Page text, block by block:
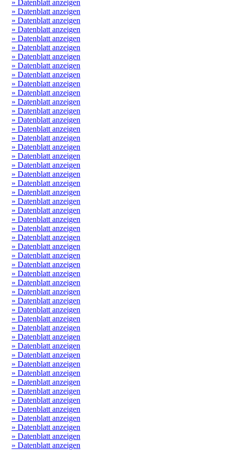
» Datenblatt anzeigen
» Datenblatt anzeigen
» Datenblatt anzeigen
» Datenblatt anzeigen
» Datenblatt anzeigen
» Datenblatt anzeigen
» Datenblatt anzeigen
» Datenblatt anzeigen
» Datenblatt anzeigen
» Datenblatt anzeigen
» Datenblatt anzeigen
» Datenblatt anzeigen
» Datenblatt anzeigen
» Datenblatt anzeigen
» Datenblatt anzeigen
» Datenblatt anzeigen
» Datenblatt anzeigen
» Datenblatt anzeigen
» Datenblatt anzeigen
» Datenblatt anzeigen
» Datenblatt anzeigen
» Datenblatt anzeigen
» Datenblatt anzeigen
» Datenblatt anzeigen
» Datenblatt anzeigen
» Datenblatt anzeigen
» Datenblatt anzeigen
» Datenblatt anzeigen
» Datenblatt anzeigen
» Datenblatt anzeigen
» Datenblatt anzeigen
» Datenblatt anzeigen
» Datenblatt anzeigen
» Datenblatt anzeigen
» Datenblatt anzeigen
» Datenblatt anzeigen
» Datenblatt anzeigen
» Datenblatt anzeigen
» Datenblatt anzeigen
» Datenblatt anzeigen
» Datenblatt anzeigen
» Datenblatt anzeigen
» Datenblatt anzeigen
» Datenblatt anzeigen
» Datenblatt anzeigen
» Datenblatt anzeigen
» Datenblatt anzeigen
» Datenblatt anzeigen
» Datenblatt anzeigen
» Datenblatt anzeigen